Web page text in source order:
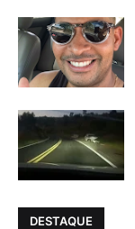
DESTAQUE